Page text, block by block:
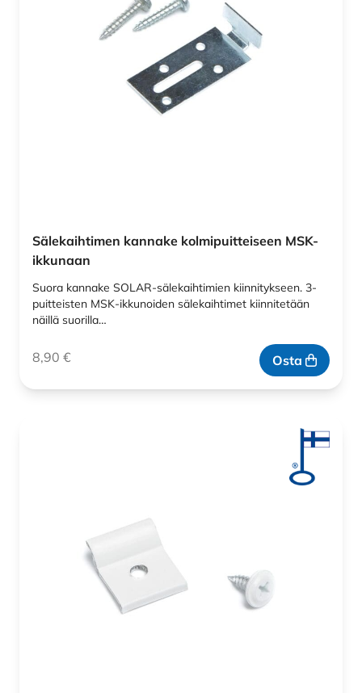
Sälekaihtimen kannake kolmipuitteiseen MSK-
ikkunaan
Suora kannake SOLAR-sälekaihtimien kiinnitykseen. 3-
puitteisten MSK-ikkunoiden sälekaihtimet kiinnitetään
näillä suorilla…
8,90 € Osta